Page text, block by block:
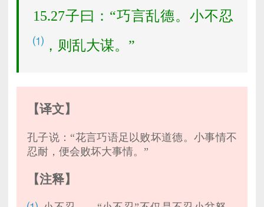
15.27子曰：“巧言乱德。小不忍
⑴ ，则乱大谋。”
【译文】
孔子说：“花言巧语足以败坏道德。小事情不
忍耐，便会败坏大事情。”
【注释】